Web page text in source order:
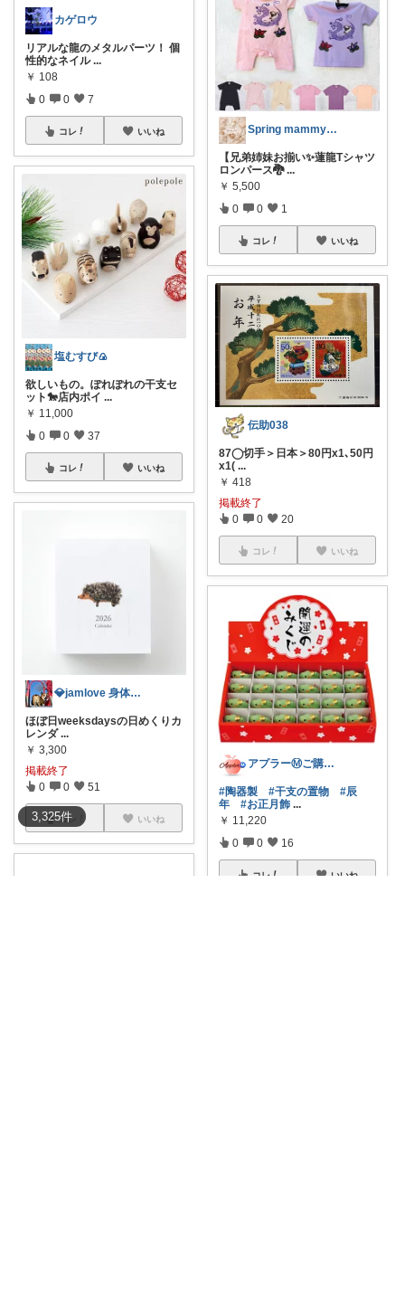
3,325件
カゲロウ
リアルな龍のメタルパーツ！ 個
性的なネイル ...
￥ 108
0 0 7
コレ いいね
塩むすび🍙
欲しいもの。ぽれぽれの干支セ
ット🐎店内ポイ ...
￥ 11,000
0 0 37
コレ いいね
💎jamlove 身体に優しく
ほぼ日weeksdaysの日めくりカ
レンダ ...
￥ 3,300
掲載終了
0 0 51
コレ いいね
Spring mammy👶🌸
【兄弟姉妹お揃い✨蓮龍Tシャツ
ロンパース🐉 ...
￥ 5,500
0 0 1
コレ いいね
伝助038
87◯切手＞日本＞80円x1､50円
x1( ...
￥ 418
掲載終了
0 0 20
コレ いいね
アプラーⓂ️ご購入ありがとうございます♪
#陶器製 #干支の置物
#辰
年
#お正月飾 ...
￥ 11,220
0 0 16
コレ いいね